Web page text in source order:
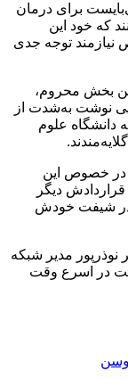
برای درمان
که خود این
نیازمند توجه جدی
بخش محروم،
نوشت به‌شدت از
دانشگاه علوم
در خصوص این
دیگر
در شیفت خودش
نوذرپور مدیر شبکه
در اسرع وقت